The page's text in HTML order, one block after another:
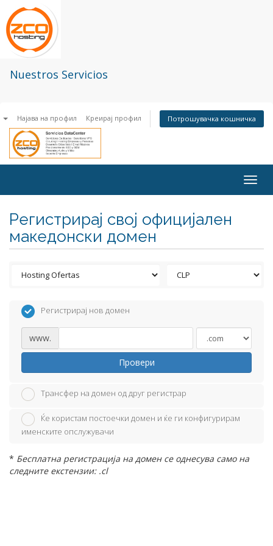
Nuestros Servicios
Најава на профил Креирај профил Потрошувачка кошничка
Регистрирај свој официјален
македонски домен
Регистрирај нов домен
www.
Провери
Трансфер на домен од друг регистрар
Ќе користам постоечки домен и ќе ги конфигурирам
именските опслужувачи
* Бесплатна регистрација на домен се однесува само на
следните екстензии: .cl